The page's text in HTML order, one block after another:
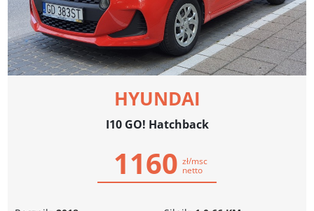
HYUNDAI
I10 GO! Hatchback
1160 zł/msc
netto